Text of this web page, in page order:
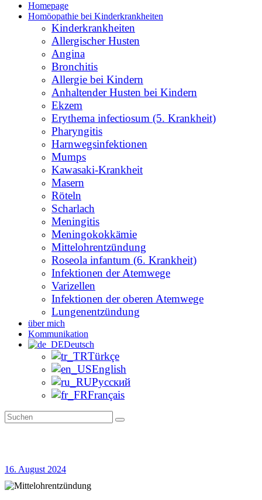
Homepage
Homöopathie bei Kinderkrankheiten
Kinderkrankheiten
Allergischer Husten
Angina
Bronchitis
Allergie bei Kindern
Anhaltender Husten bei Kindern
Ekzem
Erythema infectiosum (5. Krankheit)
Pharyngitis
Harnwegsinfektionen
Mumps
Kawasaki-Krankheit
Masern
Röteln
Scharlach
Meningitis
Meningokokkämie
Mittelohrentzündung
Roseola infantum (6. Krankheit)
Infektionen der Atemwege
Varizellen
Infektionen der oberen Atemwege
Lungenentzündung
über mich
Kommunikation
Deutsch
Türkçe
English
Русский
Français
16. August 2024